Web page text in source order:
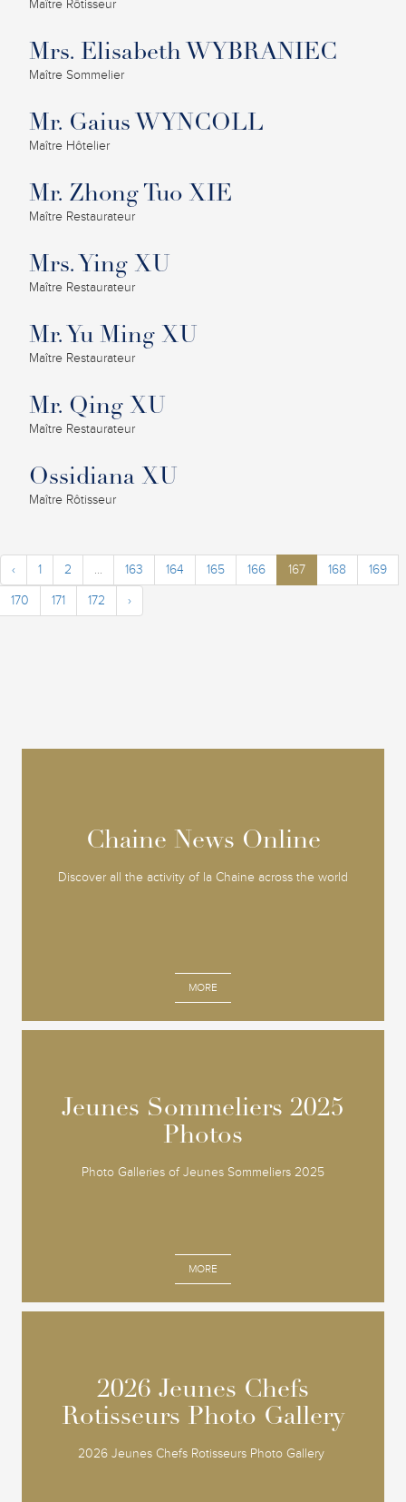
Maître Rôtisseur
Mrs. Elisabeth WYBRANIEC
Maître Sommelier
Mr. Gaius WYNCOLL
Maître Hôtelier
Mr. Zhong Tuo XIE
Maître Restaurateur
Mrs. Ying XU
Maître Restaurateur
Mr. Yu Ming XU
Maître Restaurateur
Mr. Qing XU
Maître Restaurateur
Ossidiana XU
Maître Rôtisseur
‹ 1 2 ... 163 164 165 166 167 168
169
170
171 172 ›
Chaine News Online
Discover all the activity of la Chaine across the world
MORE
Chaine News Online
Jeunes Sommeliers 2025
Photos
Photo Galleries of Jeunes Sommeliers 2025
MORE
Jeunes Sommeliers 2025
Photos
2026 Jeunes Chefs
Rotisseurs Photo Gallery
2026 Jeunes Chefs Rotisseurs Photo Gallery
2026 Jeunes Chefs
Rotisseurs Photo Gallery